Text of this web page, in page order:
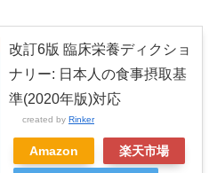
改訂6版 臨床栄養ディクショ
ナリー: 日本人の食事摂取基
準(2020年版)対応
created by Rinker
Amazon 楽天市場